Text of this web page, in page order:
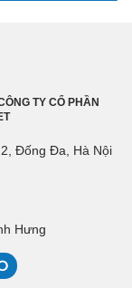
TY CỔ PHẦN
Đống Đa, Hà Nội
Hưng